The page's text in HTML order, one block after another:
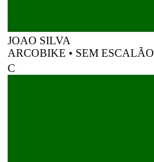
JOAO SILVA
ARCOBIKE • SEM ESCALÃO
C